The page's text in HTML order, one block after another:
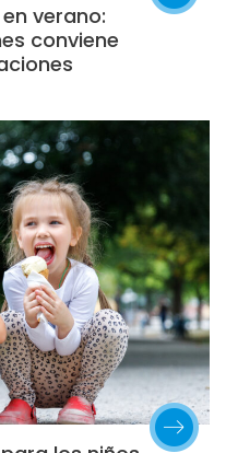
verano:
conviene